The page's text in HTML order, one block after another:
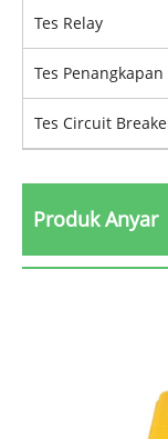
Tes Relay
Tes Penangkapan
Tes Circuit
Produk Anyar